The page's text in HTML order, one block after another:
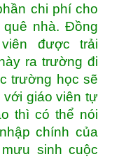
chi phí cho
nhà. Đồng
được trải
ra trường đi
trường học sẽ
với giáo viên tự
thì có thể nói
chính của
sinh cuộc